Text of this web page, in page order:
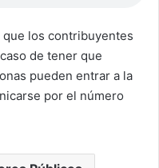
los contribuyentes
de tener que
pueden entrar a la
por el número